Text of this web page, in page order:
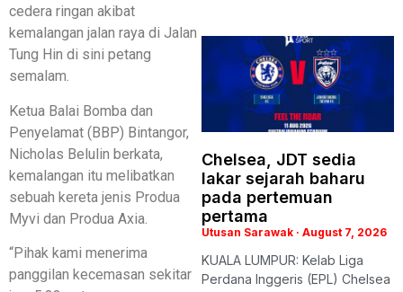
cedera ringan akibat
kemalangan jalan raya di Jalan
Tung Hin di sini petang
semalam.
Ketua Balai Bomba dan
Penyelamat (BBP) Bintangor,
Nicholas Belulin berkata,
kemalangan itu melibatkan
sebuah kereta jenis Produa
Myvi dan Produa Axia.
“Pihak kami menerima
panggilan kecemasan sekitar
Chelsea, JDT sedia
lakar sejarah baharu
pada pertemuan
pertama
Utusan Sarawak August 7, 2026
KUALA LUMPUR: Kelab Liga
Perdana Inggeris (EPL) Chelsea